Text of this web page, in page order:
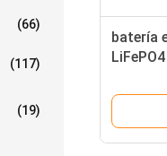
(66)
(117)
(19)
batería